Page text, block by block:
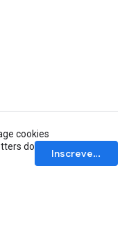
cookies
do
Inscrever-se